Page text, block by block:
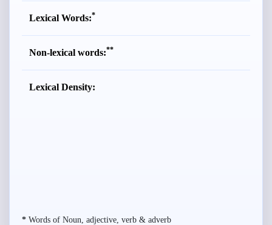
Lexical Words:*
Non-lexical words:**
Lexical Density:
* Words of Noun, adjective, verb & adverb